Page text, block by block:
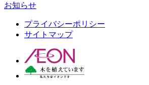
お知らせ
プライバシーポリシー
サイトマップ